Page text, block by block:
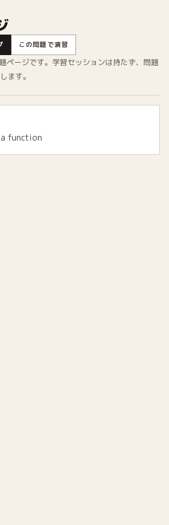
この問題で演習
ページです。学習セッションは持たず、問題
ます。
function